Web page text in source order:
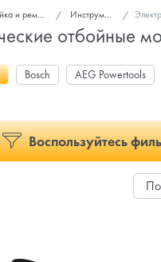
и ремонт Инструмент
отбойные
Bosch AEG Powertools
Воспользуйтесь